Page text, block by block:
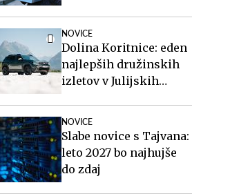
NOVICE
Dolina Koritnice: eden
najlepših družinskih
izletov v Julijskih
NOVICE
Slabe novice s Tajvana:
leto 2027 bo najhujše
do zdaj